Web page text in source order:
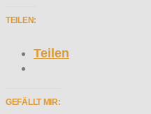
TEILEN:
Teilen
GEFÄLLT MIR: